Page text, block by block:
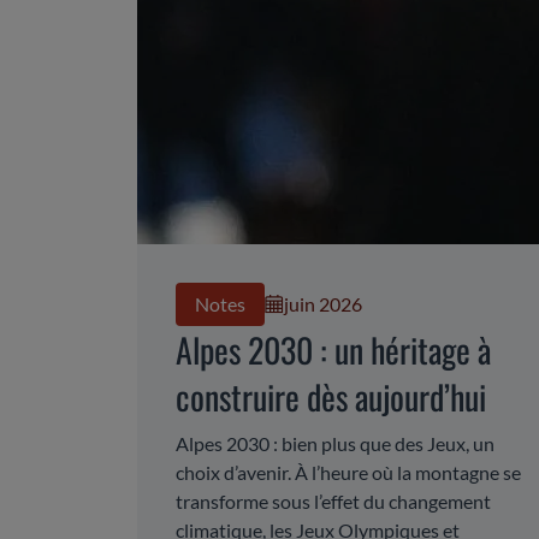
Notes juin 2026
Alpes 2030 : un héritage à
construire dès aujourd’hui
Alpes 2030 : bien plus que des Jeux, un
choix d’avenir. À l’heure où la montagne se
transforme sous l’effet du changement
climatique, les Jeux Olympiques et